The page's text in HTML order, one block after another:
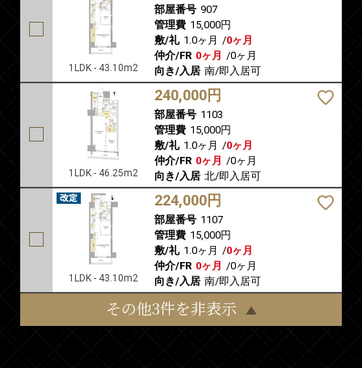
1LDK - 43.10m2
部屋番号 907
管理費 15,000円
敷/礼 1.0ヶ月 /0ヶ月
仲介/FR 0ヶ月 /0ヶ月
向き/入居 南/即入居可
1LDK - 46.25m2
240,000円
部屋番号 1103
管理費 15,000円
敷/礼 1.0ヶ月 /0ヶ月
仲介/FR 0ヶ月 /0ヶ月
向き/入居 北/即入居可
1LDK - 43.10m2
224,000円
部屋番号 1107
管理費 15,000円
敷/礼 1.0ヶ月 /0ヶ月
仲介/FR 0ヶ月 /0ヶ月
向き/入居 南/即入居可
その他3件を非表示